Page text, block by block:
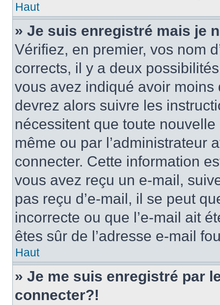
Haut
» Je suis enregistré mais je
Vérifiez, en premier, vos nom
corrects, il y a deux
vous avez indiqué avoir moins
devrez alors suivre les
nécessitent que toute
même ou par l’administrateur
connecter. Cette information
vous avez reçu un e-mail,
pas reçu d’e-mail, il se peut
incorrecte ou que l’e-mail ait
êtes sûr de l’adresse e-mail
Haut
» Je me suis enregistré par
connecter?!